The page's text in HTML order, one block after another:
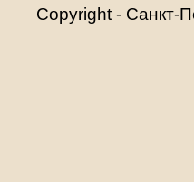
Copyright - Санкт-